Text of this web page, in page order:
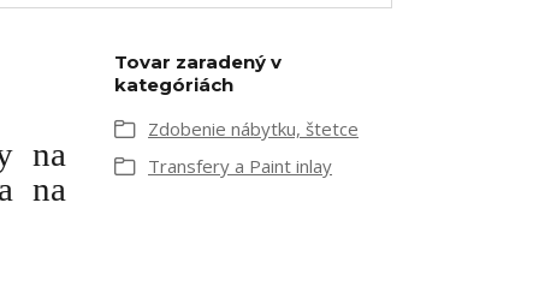
na
na
Tovar zaradený v
kategóriách
Zdobenie nábytku, štetce
Transfery a Paint inlay